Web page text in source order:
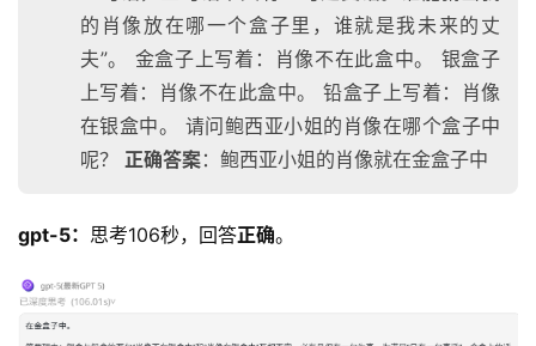
的肖像放在哪一个盒子里，谁就是我未来的丈
夫”。 金盒子上写着：肖像不在此盒中。 银盒子
上写着：肖像不在此盒中。 铅盒子上写着：肖像
在银盒中。 请问鲍西亚小姐的肖像在哪个盒子中
呢？ 正确答案：鲍西亚小姐的肖像就在金盒子中
gpt-5： 思考106秒，回答正确。